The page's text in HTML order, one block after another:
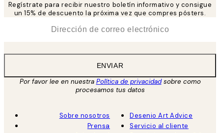
Regístrate para recibir nuestro boletín informativo y consigue
un 15% de descuento la próxima vez que compres pósters.
ENVIAR
Por favor lee en nuestra Política de privacidadsobre como
procesamos tus datos
Sobre nosotros
Prensa
Desenio Art Advice
Servicio al cliente